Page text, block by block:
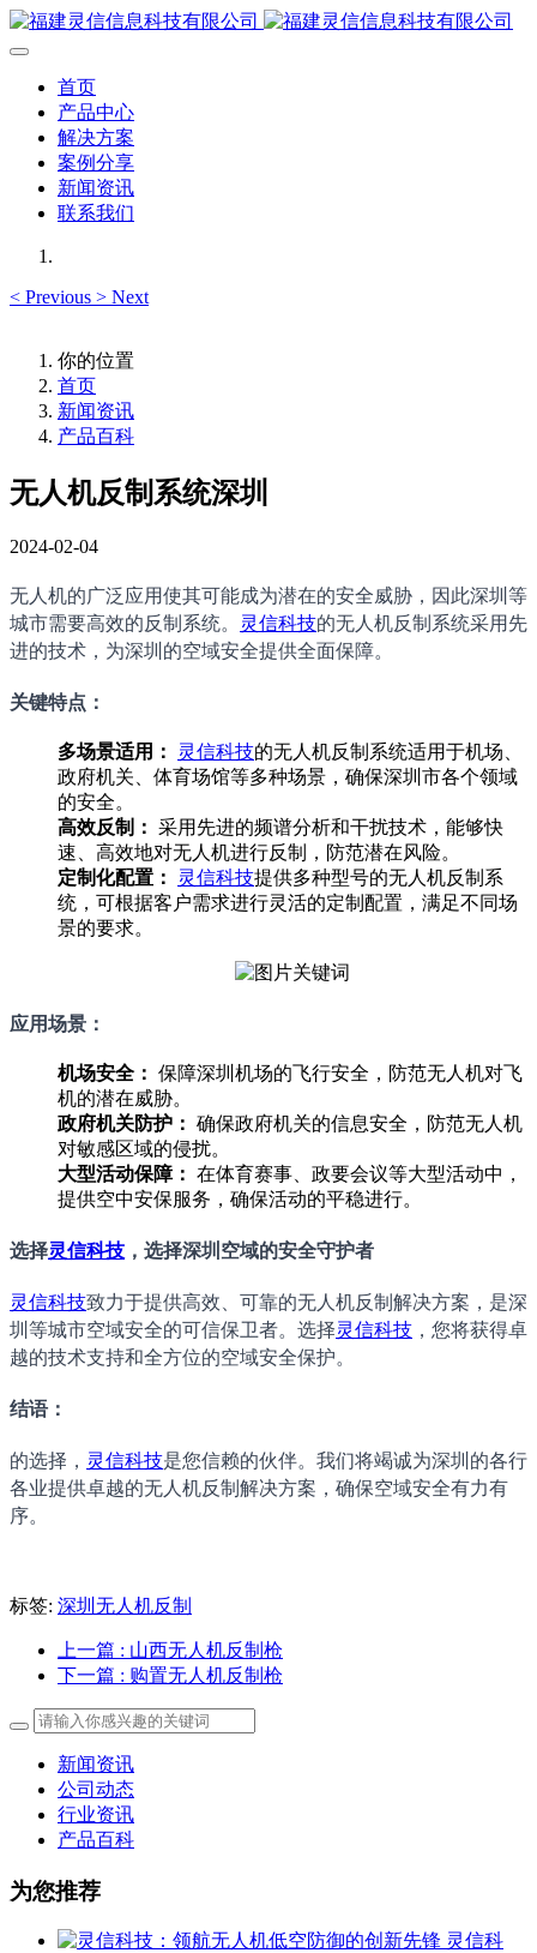
首页
产品中心
解决方案
案例分享
新闻资讯
联系我们
< Previous > Next
你的位置
首页
新闻资讯
产品百科
无人机反制系统深圳
2024-02-04
无人机的广泛应用使其可能成为潜在的安全威胁，因此深圳等
城市需要高效的反制系统。 灵信科技的无人机反制系统采用先
进的技术，为深圳的空域安全提供全面保障。
关键特点：
多场景适用： 灵信科技的无人机反制系统适用于机场、
政府机关、体育场馆等多种场景，确保深圳市各个领域
的安全。
高效反制： 采用先进的频谱分析和干扰技术，能够快
速、高效地对无人机进行反制，防范潜在风险。
定制化配置：
灵信科技提供多种型号的无人机反制系
统，可根据客户需求进行灵活的定制配置，满足不同场
景的要求。
应用场景：
机场安全： 保障深圳机场的飞行安全，防范无人机对飞
机的潜在威胁。
政府机关防护： 确保政府机关的信息安全，防范无人机
对敏感区域的侵扰。
大型活动保障： 在体育赛事、政要会议等大型活动中，
提供空中安保服务，确保活动的平稳进行。
选择灵信科技 ，选择深圳空域的安全守护者
灵信科技致力于提供高效、可靠的无人机反制解决方案，是深
圳等城市空域安全的可信保卫者。选择灵信科技 ，您将获得卓
越的技术支持和全方位的空域安全保护。
结语：
的选择， 灵信科技是您信赖的伙伴。我们将竭诚为深圳的各行
各业提供卓越的无人机反制解决方案，确保空域安全有力有
序。
标签: 深圳无人机反制
上一篇 : 山西无人机反制枪
下一篇 : 购置无人机反制枪
新闻资讯
公司动态
行业资讯
产品百科
为您推荐
灵信科